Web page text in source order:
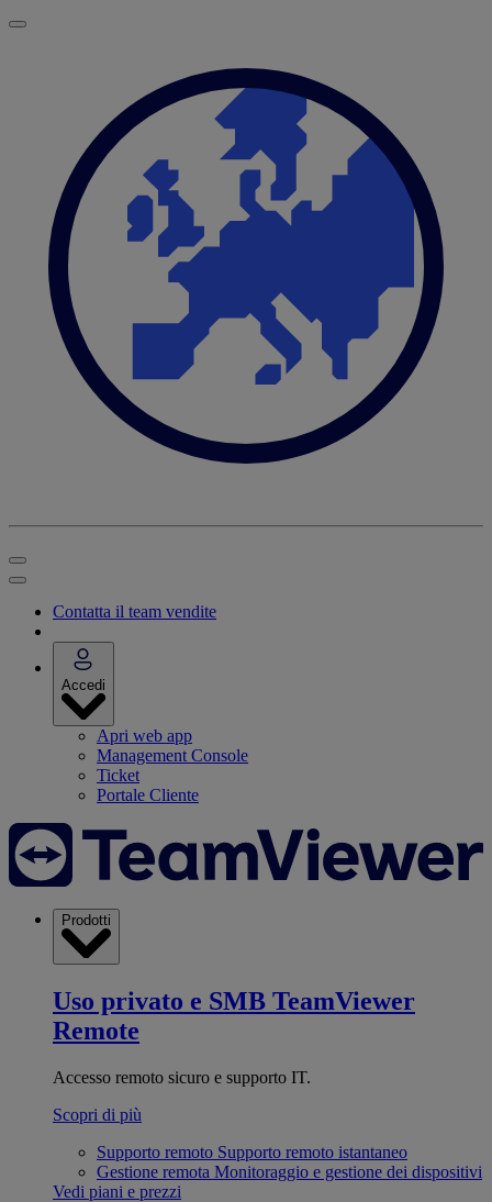
Contatta il team vendite
Accedi
Apri web app
Management Console
Ticket
Portale Cliente
Prodotti
Uso privato e SMB TeamViewer
Remote
Accesso remoto sicuro e supporto IT.
Scopri di più
Supporto remoto Supporto remoto istantaneo
Gestione remota Monitoraggio e gestione dei dispositivi
Vedi piani e prezzi